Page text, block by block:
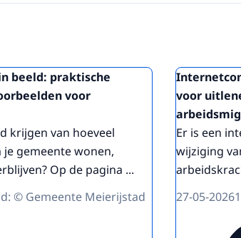
beeld: praktische
voor
krijgen van hoeveel
gemeente wonen,
Op de pagina ...
© Gemeente Meierijstad
voor
Er is een
wijziging
27-05-2026